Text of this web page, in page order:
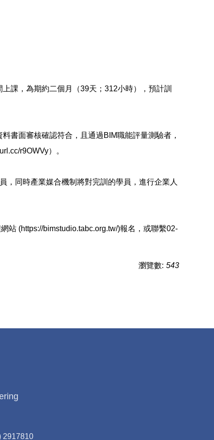
課，為期約二個月（39天；312小時），預計訓
書面審核確認符合，且通過BIM職能評量測驗者，
r9OWVy）。
，同時產業媒合機制將對完訓的學員，進行企業人
站 (https://bimstudio.tabc.org.tw/)報名，或聯繫02-
瀏覽數: 543
2917810